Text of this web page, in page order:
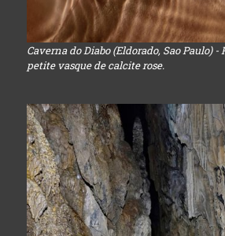
Caverna do Diabo (Eldorado, Sao Paulo)
petite vasque de calcite rose.